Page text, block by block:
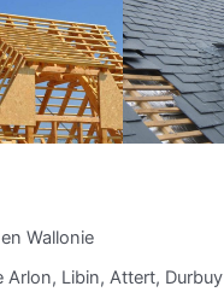
Wallonie
Arlon, Libin, Attert, Durbuy